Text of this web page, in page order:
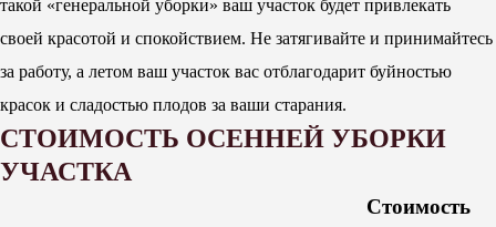
такой «генеральной уборки» ваш участок будет привлекать
своей красотой и спокойствием. Не затягивайте и принимайтесь
за работу, а летом ваш участок вас отблагодарит буйностью
красок и сладостью плодов за ваши старания.
СТОИМОСТЬ ОСЕННЕЙ УБОРКИ
УЧАСТКА
Стоимость